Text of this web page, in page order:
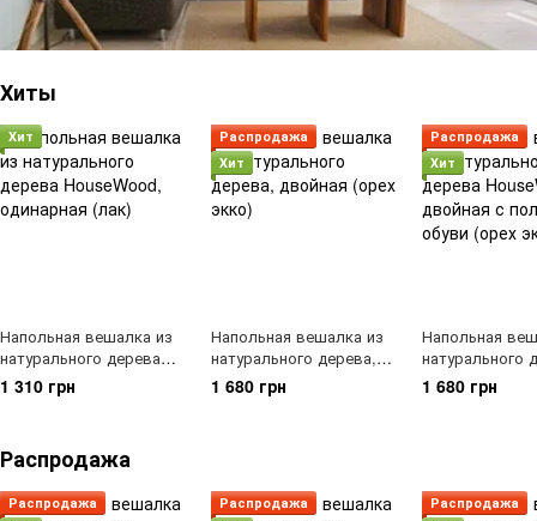
Хиты
Хит
Напольная вешалка из
натурального дерева
HouseWood, одинарная
1 310 грн
Распродажа
Хит
Напольная вешалка из
натурального дерева,
двойная (орех экко)
1 680 грн
Распродажа
Хит
Напольная
натурального
HouseWood,
полкой для
1 680 грн
Распродажа
Распродажа
Распродажа
Распродажа